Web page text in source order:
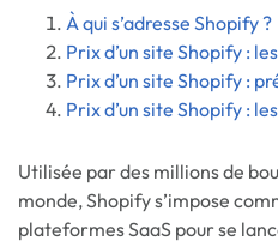
À qui s’adresse Shopify ?
Prix d’un site Shopify :
Prix d’un site Shopify :
Prix d’un site Shopify :
Utilisée par des millions de
monde, Shopify s’impose
plateformes SaaS pour se